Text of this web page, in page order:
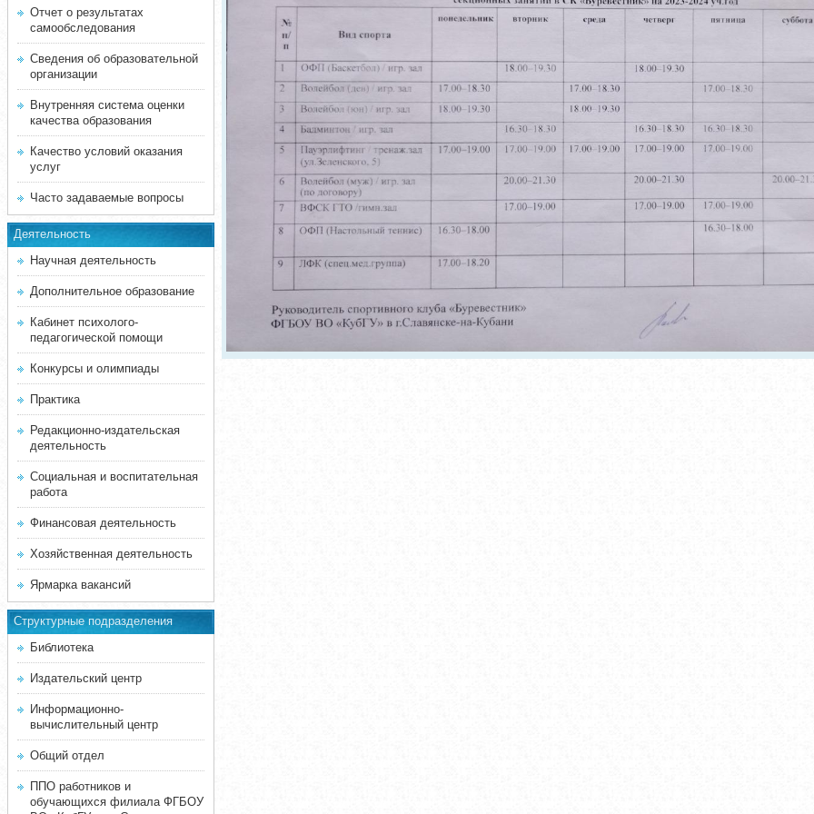
Отчет о результатах
самообследования
Сведения об образовательной
организации
Внутренняя система оценки
качества образования
Качество условий оказания
услуг
Часто задаваемые вопросы
Деятельность
Научная деятельность
Дополнительное образование
Кабинет психолого-
педагогической помощи
Конкурсы и олимпиады
Практика
Редакционно-издательская
деятельность
Социальная и воспитательная
работа
Финансовая деятельность
Хозяйственная деятельность
Ярмарка вакансий
Структурные подразделения
Библиотека
Издательский центр
Информационно-
вычислительный центр
Общий отдел
ППО работников и
обучающихся филиала ФГБОУ